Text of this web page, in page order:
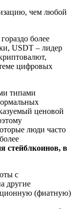
чем любой
более
USDT – лидер
цифровых
типами
ценовой
люди часто
стейблкоинов, в
с
другие
(фиатную)